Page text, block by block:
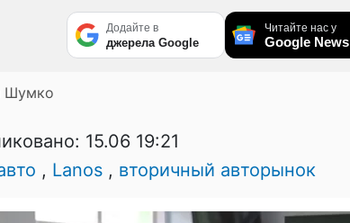
Додайте в
джерела Google
Читайте нас у
Google News
Шумко
15.06 19:21
, Lanos , вторичный авторынок